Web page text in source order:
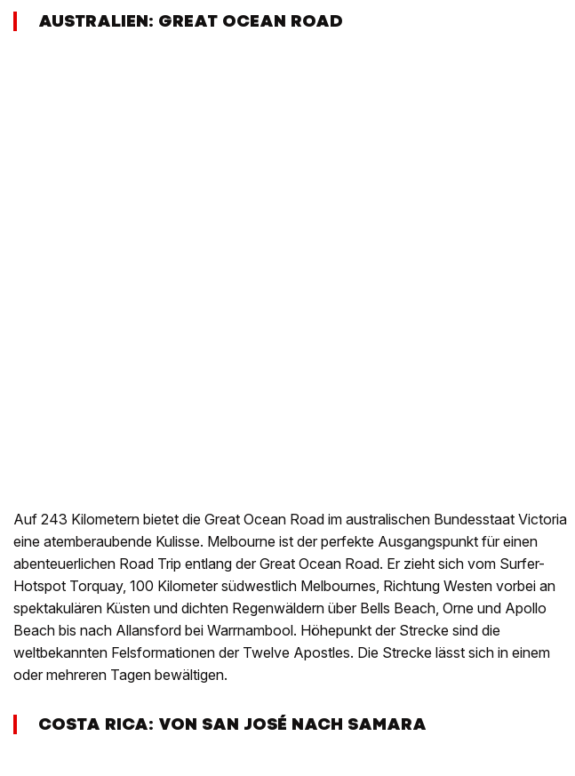
AUSTRALIEN: GREAT OCEAN ROAD
Auf 243 Kilometern bietet die Great Ocean Road im australischen Bundesstaat Victoria
eine atemberaubende Kulisse. Melbourne ist der perfekte Ausgangspunkt für einen
abenteuerlichen Road Trip entlang der Great Ocean Road. Er zieht sich vom Surfer-
Hotspot Torquay, 100 Kilometer südwestlich Melbournes, Richtung Westen vorbei an
spektakulären Küsten und dichten Regenwäldern über Bells Beach, Orne und Apollo
Beach bis nach Allansford bei Warrnambool. Höhepunkt der Strecke sind die
weltbekannten Felsformationen der Twelve Apostles. Die Strecke lässt sich in einem
oder mehreren Tagen bewältigen.
COSTA RICA: VON SAN JOSÉ NACH SAMARA